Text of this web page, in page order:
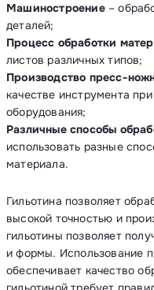
Машиностроение–
деталей;
Процесс обработки
листов различных типов;
Производство пресс-
качестве инструмента
оборудования;
Различные способы
использовать разные
материала.
Гильотина позволяет
высокой точностью и
гильотины позволяет
и формы. Использование
обеспечивает качество